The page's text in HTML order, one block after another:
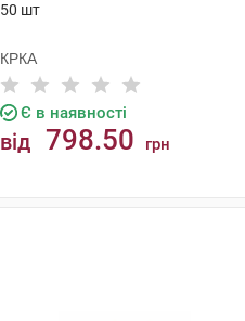
50 шт
КРКА
Є в наявності
від 798.50 грн